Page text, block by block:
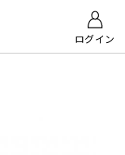
ログイン